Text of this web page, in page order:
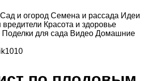
Сад и огород Семена и рассада Идеи
вредители Красота и здоровье
Поделки для сада Видео Домашние